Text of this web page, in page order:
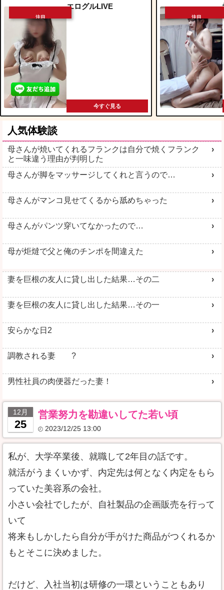
注目
エログルLIVE
今すぐ見る
注目
人気体験談
母さんが焼いてくれるフランクは自分で焼くフランク
と一味違う理由が判明した
母さんが脚をマッサージしてくれと言うので…
母さんがマンコ見せてくるから舐めちゃった
母さんがパンツ穿いてなかったので…
母が炬燵で父と俺のチンポを間違えた
妻を巨根の友人に貸し出した結果…その二
妻を巨根の友人に貸し出した結果…その一
安らかな日2
調教される妻 ?
男性社員の肉便器だった妻！
12月
25
営業努力を勘違いしてた若い頃
2023/12/25 13:00
私が、大学卒業後、就職して2年目の話です。
就活がうまくいかず、内定先は何となく内定をもら
っていた美容系の会社。
小さい会社でしたが、自社製品の企画販売を行って
いて
将来もしかしたら自分が手がけた商品がつくれるか
もとそこに決めました。
だけど、入社当初は研修の一環ということもあり